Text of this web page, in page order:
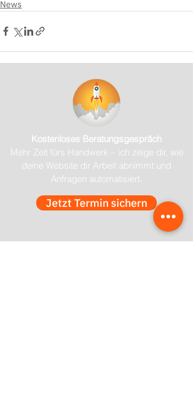
News
Kostenloses Beratungsgespräch
Mehr Zeit fürs Handwerk – ich zeige dir, wie
deine Website dir Arbeit abnimmt und
Anfragen automatisiert.
Jetzt Termin sichern